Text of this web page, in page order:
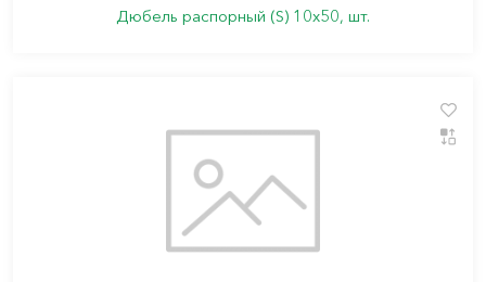
Дюбель распорный (S) 10х50, шт.